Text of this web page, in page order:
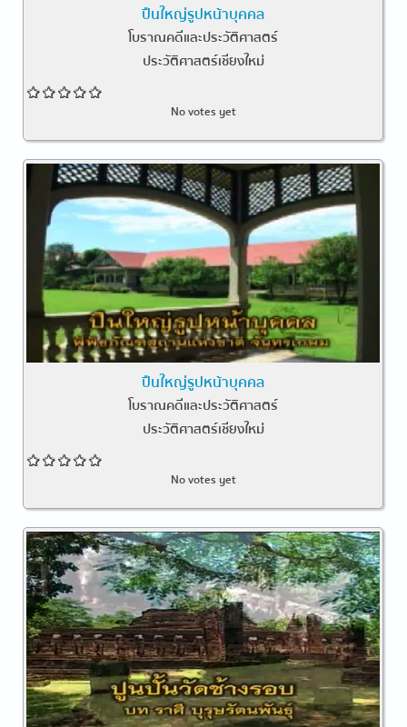
ปืนใหญ่รูปหน้าบุคคล
โบราณคดีและประวัติศาสตร์
ประวัติศาสตร์เชียงใหม่
No votes yet
ปืนใหญ่รูปหน้าบุคคล
โบราณคดีและประวัติศาสตร์
ประวัติศาสตร์เชียงใหม่
No votes yet